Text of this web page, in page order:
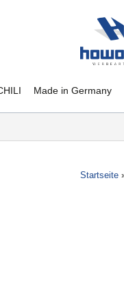
Made in Germany
Startseite